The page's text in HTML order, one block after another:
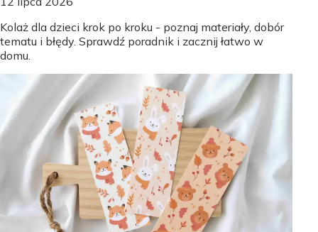
Kolaż dla dzieci krok po kroku - poznaj materiały, dobór
tematu i błędy. Sprawdź poradnik i zacznij łatwo w
domu.